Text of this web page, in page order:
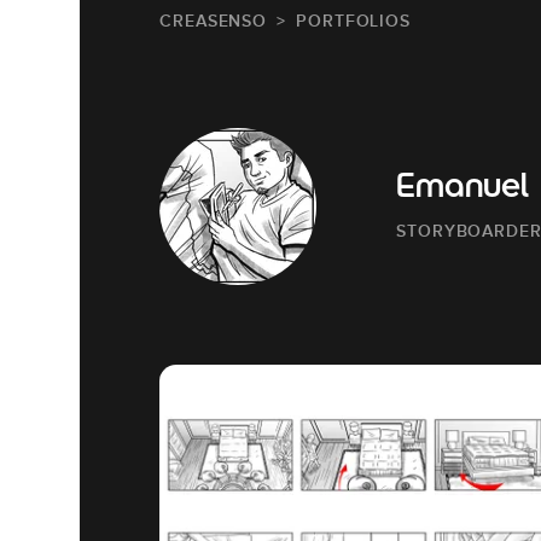
CREASENSO PORTFOLIOS
Emanuel
STORYBOARDER